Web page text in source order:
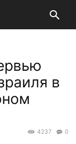
в
0
4237